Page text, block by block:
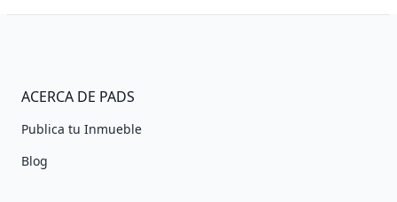
ACERCA DE PADS
Publica tu Inmueble
Blog